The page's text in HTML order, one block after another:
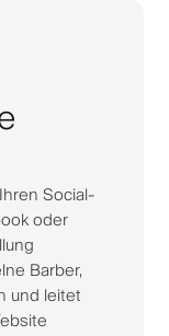
Social-
oder
Barber,
und leitet